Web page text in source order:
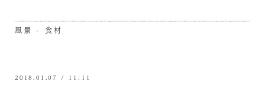
風景 - 食材
2018.01.07 / 11:11